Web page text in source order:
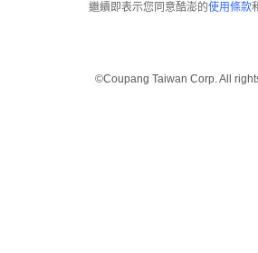
繼續即表示您同意酷澎的使用條款
©Coupang Taiwan Corp. All